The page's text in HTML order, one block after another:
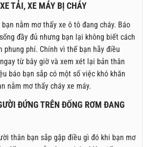
TẢI, XE MÁY BỊ CHÁY
nằm mơ thấy xe ô tô đang cháy. Báo
đầy đủ nhưng bạn lại không biết cách
phung phí. Chính vì thế bạn hãy điều
từ bây giờ và xem xét lại bản thân
báo bạn sắp có một số việc khó khăn
nằm mơ thấy cháy xe máy.
ĐỨNG TRÊN ĐỐNG RƠM ĐANG
thân bạn sắp gặp điều gì đó khi bạn mơ